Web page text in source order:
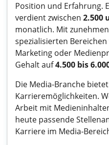
Position und Erfahrung.
verdient zwischen 2.500
monatlich. Mit
spezialisierten Bereichen
Marketing oder
Gehalt auf4.500 bis
Die Media-Branche
Karrieremöglichkeiten.
Arbeit mit
heute passende
Karriere im Media-